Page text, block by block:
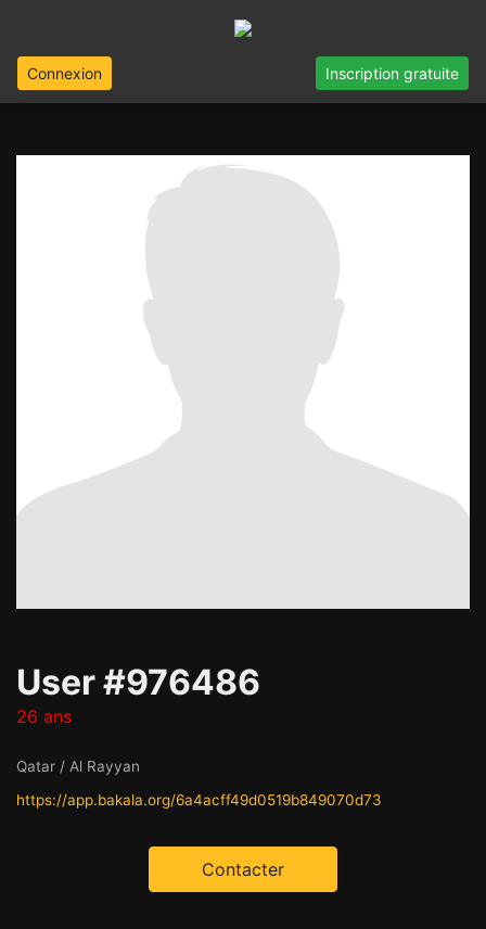
Connexion Inscription gratuite
User #976486
26 ans
Qatar / Al Rayyan
https://app.bakala.org/6a4acff49d0519b849070d73
Contacter